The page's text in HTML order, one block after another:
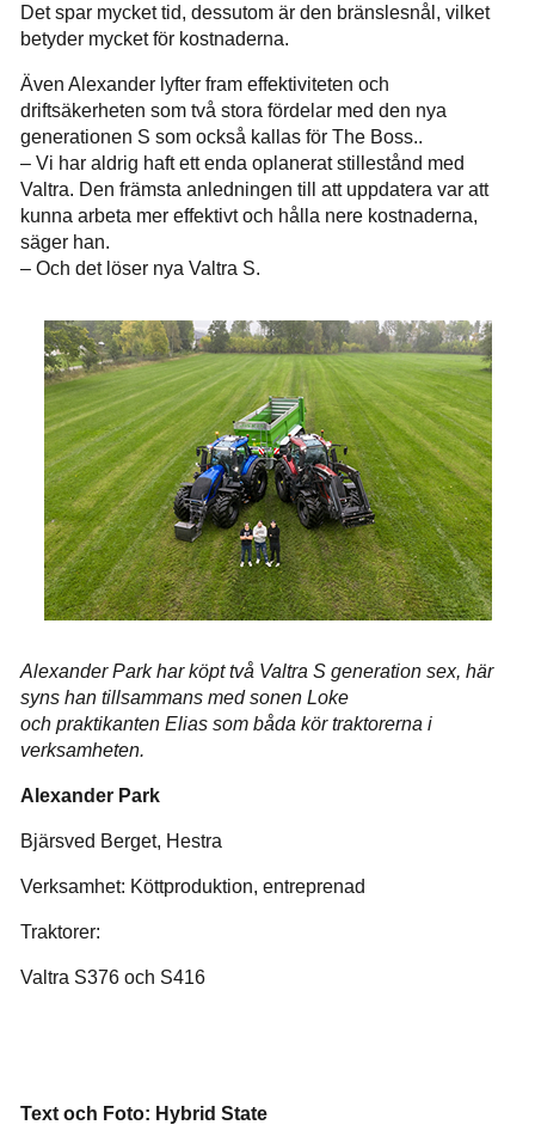
Det spar mycket tid, dessutom är den bränslesnål, vilket
betyder mycket för kostnaderna.
Även Alexander lyfter fram effektiviteten och
driftsäkerheten som två stora fördelar med den nya
generationen S som också kallas för The Boss..
– Vi har aldrig haft ett enda oplanerat stillestånd med
Valtra. Den främsta anledningen till att uppdatera var att
kunna arbeta mer effektivt och hålla nere kostnaderna,
säger han.
– Och det löser nya Valtra S.
Alexander Park har köpt två Valtra S generation sex, här
syns han tillsammans med sonen Loke
och praktikanten Elias som båda kör traktorerna i
verksamheten.
Alexander Park
Bjärsved Berget, Hestra
Verksamhet: Köttproduktion, entreprenad
Traktorer:
Valtra S376 och S416
Text och Foto: Hybrid State